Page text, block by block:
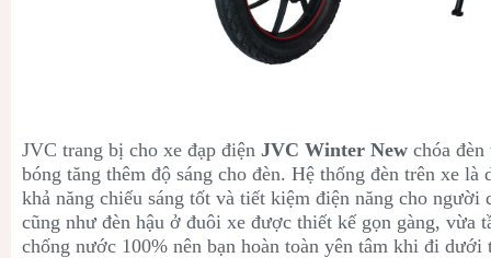
JVC trang bị cho xe đạp điện JVC Winter New chóa
bóng tăng thêm độ sáng cho đèn. Hệ thống đèn trên xe là
khả năng chiếu sáng tốt và tiết kiệm điện năng cho người
cũng như đèn hậu ở đuôi xe được thiết kế gọn gàng, vừa
chống nước 100% nên bạn hoàn toàn yên tâm khi đi dưới